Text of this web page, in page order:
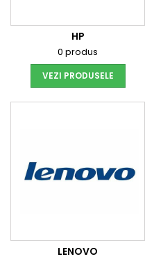
HP
0 produs
VEZI PRODUSELE
LENOVO